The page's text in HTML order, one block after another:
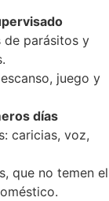
de parásitos y
juego y
días
caricias, voz,
que no temen el